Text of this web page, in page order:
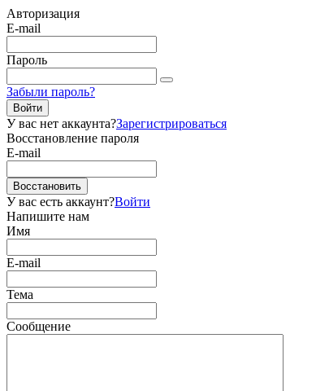
Авторизация
E-mail
Пароль
Забыли пароль?
Войти
У вас нет аккаунта?Зарегистрироваться
Восстановление пароля
E-mail
Восстановить
У вас есть аккаунт?Войти
Напишите нам
Имя
E-mail
Тема
Сообщение